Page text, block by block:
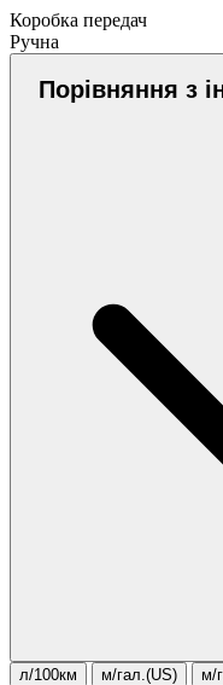
Коробка передач
Ручна
Порівняння з
л/100км м/гал.(US) м/